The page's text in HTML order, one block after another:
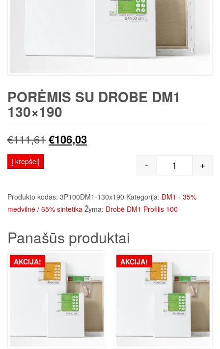
PORĖMIS SU DROBE DM1
130×190
€111,61Original
€111,61.
€106,03Current
€106,03.
produkto
- +
Į krepšelį
Produkto kodas: 3P100DM1-130x190 Kategorija: DM1 - 35%
medvilnė / 65% sintetika Žyma: Drobė DM1 Profilis 100
Panašūs produktai
AKCIJA! AKCIJA!